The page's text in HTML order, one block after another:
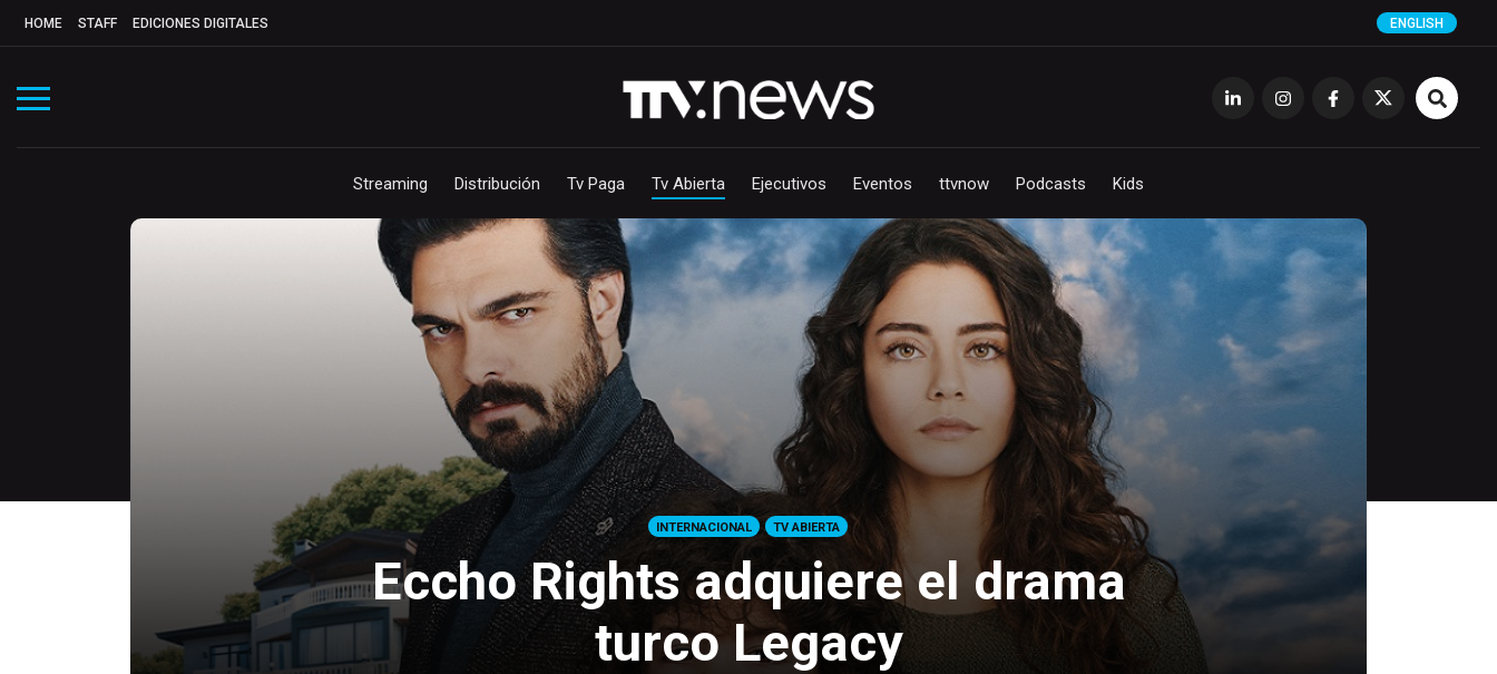
HOME STAFF EDICIONES DIGITALES ENGLISH
Streaming Distribución Tv Paga Tv Abierta Ejecutivos Eventos ttvnow Podcasts Kids
INTERNACIONAL TV ABIERTA
Eccho Rights adquiere el drama
turco Legacy